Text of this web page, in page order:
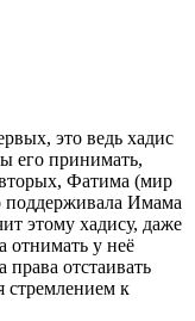
это ведь хадис
его принимать,
Фатима (мир
поддерживала Имама
этому хадису, даже
отнимать у неё
отстаивать
стремлением к